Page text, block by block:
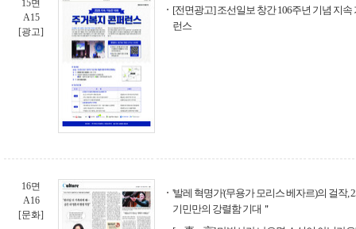
15면
A15
[광고]
[전면광고] 조선일보 창간 106주년 기념 지
런스
16면
A16
[문화]
'발레 혁명가'(무용가 모리스 베자르)의 걸작,
기민만의 강렬함 기대＂